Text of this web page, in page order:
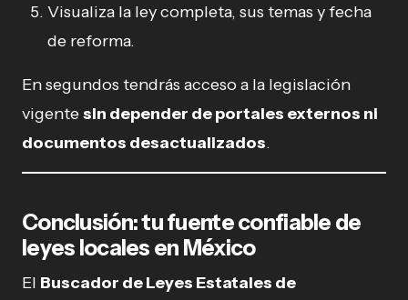
Visualiza la ley completa, sus temas y fecha
de reforma.
En segundos tendrás acceso a la legislación
vigentesin depender de portales externos ni
documentos desactualizados.
Conclusión: tu fuente confiable de
leyes locales en México
El Buscador de Leyes Estatales de